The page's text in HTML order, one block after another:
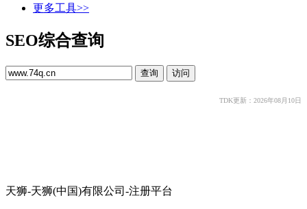
更多工具>>
SEO综合查询
TDK更新：2026年08月10日
天狮-天狮(中国)有限公司-注册平台